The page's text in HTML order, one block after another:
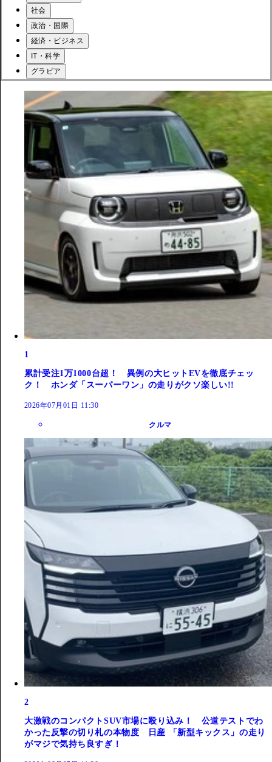
社会
政治・国際
経済・ビジネス
IT・科学
グラビア
1
累計受注1万1000台超！ 異例の大ヒットEVを徹底チェッ
ク！ ホンダ「スーパーワン」の走りがクソ楽しい!!
2026年07月01日 11:30
クルマ
2
大激戦のコンパクトSUV市場に殴り込み！ 公道テストでわ
かった反撃の切り札の本物度 日産 「新型キックス」の走り
がマジで気持ち良すぎ！